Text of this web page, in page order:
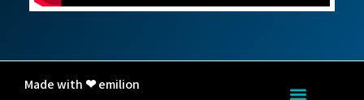
Made with ❤ emilion